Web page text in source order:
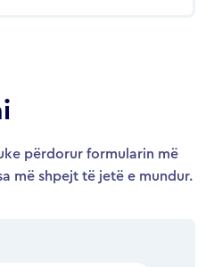
përdorur formularin më
më shpejt të jetë e mundur.